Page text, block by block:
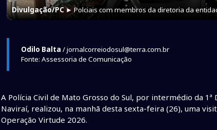
Divulgação/PC► Polciais com membros da diretoria da
Odilo Balta / jornalcorreiodosul@terra.com.br
Fonte: Assessoria de Comunicação
A Polícia Civil de Mato Grosso do Sul, por intermédio da
Naviraí, realizou, na manhã desta sexta-feira (26), uma
Operação Virtude 2026.